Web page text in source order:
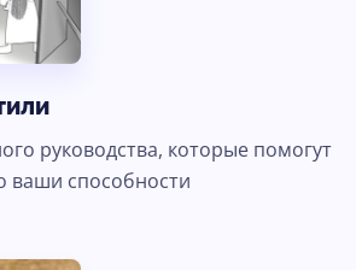
руководства, которые помогут
ваши способности